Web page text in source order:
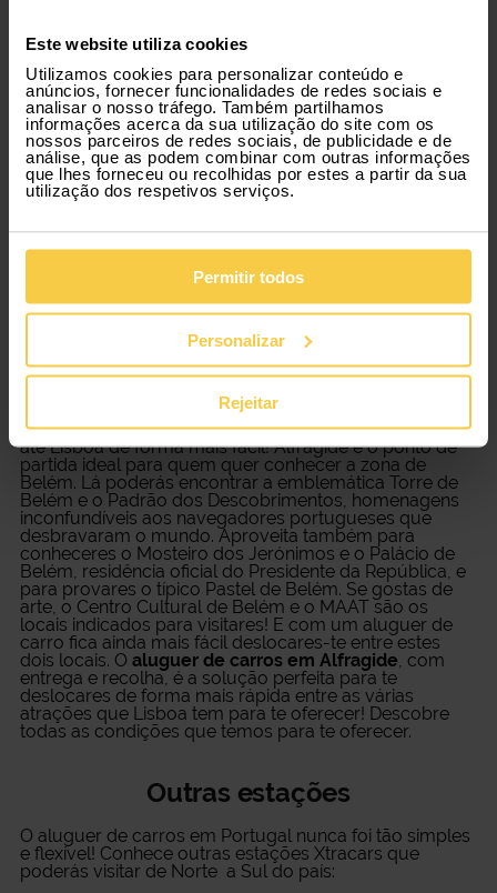
Este website utiliza cookies
Utilizamos cookies para personalizar conteúdo e
anúncios, fornecer funcionalidades de redes sociais e
analisar o nosso tráfego. Também partilhamos
informações acerca da sua utilização do site com os
nossos parceiros de redes sociais, de publicidade e de
análise, que as podem combinar com outras informações
que lhes forneceu ou recolhidas por estes a partir da sua
utilização dos respetivos serviços.
Permitir todos
Personalizar
Rejeitar
Escolhe o modelo de aluguer de
carros adaptado a ti
A Xtracars dá-te a flexibilidade que necessitas para o
teu dia-a-dia a deslocares-te na zona de Lisboa. O
aluguer de carros em Alfragidedá-te a oportunidade
de viajar até à Capital sem preocupações e com a toda
a liberdade. Com a Xtracars também podes escolher
flexível!
Aluguer de carros em Alfragide:
conhece Lisboa!
A Xtracars dá-te a possibilidade de fazeres um
de carros em Alfragidepara que te possas deslocar
até Lisboa de forma mais fácil! Alfragide é o ponto de
partida ideal para quem quer conhecer a zona de
Belém. Lá poderás encontrar a emblemática Torre de
Belém e o Padrão dos Descobrimentos, homenagens
inconfundíveis aos navegadores portugueses que
desbravaram o mundo. Aproveita também para
conheceres o Mosteiro dos Jerónimos e o Palácio de
Belém, residência oficial do Presidente da República, e
para provares o típico Pastel de Belém. Se gostas de
arte, o Centro Cultural de Belém e o MAAT são os
locais indicados para visitares! E com um aluguer de
carro fica ainda mais fácil deslocares-te entre estes
dois locais. O aluguer de carros em Alfragide, com
entrega e recolha, é a solução perfeita para te
deslocares de forma mais rápida entre as várias
atrações que Lisboa tem para te oferecer! Descobre
todas as condições que temos para te oferecer.
Outras estações
O aluguer de carros em Portugal nunca foi tão simples
e flexível! Conhece outras estações Xtracars que
poderás visitar de Norte a Sul do país: